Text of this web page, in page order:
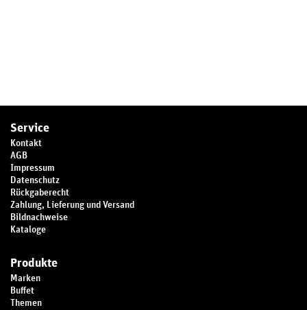
Service
Kontakt
AGB
Impressum
Datenschutz
Rückgaberecht
Zahlung, Lieferung und Versand
Bildnachweise
Kataloge
Produkte
Marken
Buffet
Themen